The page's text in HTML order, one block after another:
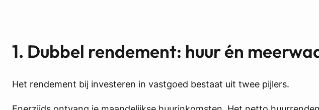
1. Dubbel rendement: huur én
Het rendement bij investeren in vastgoed bestaat uit twee pijlers.